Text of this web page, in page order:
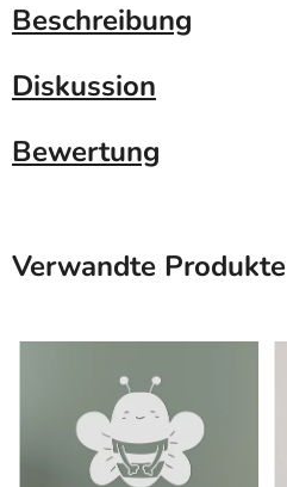
Beschreibung
Diskussion
Bewertung
Verwandte Produkte